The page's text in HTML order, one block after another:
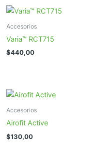
Accesorios
Varia™ RCT715
$440,00
Accesorios
Airofit Active
$130,00